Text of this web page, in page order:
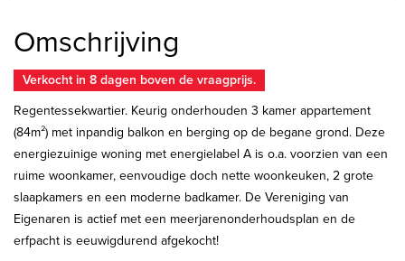
Omschrijving
Verkocht in 8 dagen boven de vraagprijs.
Regentessekwartier. Keurig onderhouden 3 kamer appartement
(84m²) met inpandig balkon en berging op de begane grond. Deze
energiezuinige woning met energielabel A is o.a. voorzien van een
ruime woonkamer, eenvoudige doch nette woonkeuken, 2 grote
slaapkamers en een moderne badkamer. De Vereniging van
Eigenaren is actief met een meerjarenonderhoudsplan en de
erfpacht is eeuwigdurend afgekocht!